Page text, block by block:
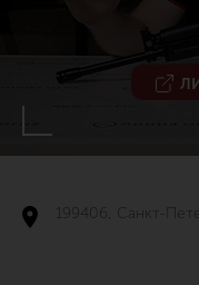
199406, Санкт-